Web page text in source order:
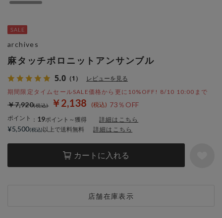
麻タッチポロニットアンサンブル
5.0 （1） レビューを見る
期間限定タイムセールSALE価格から更に10%OFF! 8/10 10:00まで
￥2,138 73％OFF
￥7,920
ポイント ： 19ポイント～獲得 詳細はこちら
カートに入れる
店舗在庫表示
archives
¥5,500 以上で送料無料 詳細はこちら